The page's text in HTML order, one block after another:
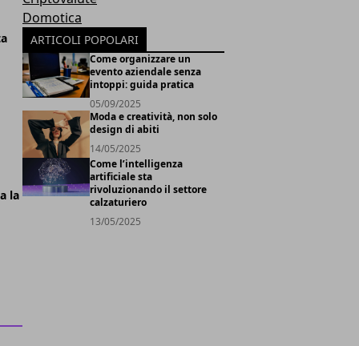
la
Domotica
ARTICOLI POPOLARI
Come organizzare un
evento aziendale senza
intoppi: guida pratica
05/09/2025
Moda e creatività, non solo
design di abiti
14/05/2025
Come l’intelligenza
artificiale sta
rivoluzionando il settore
calzaturiero
13/05/2025